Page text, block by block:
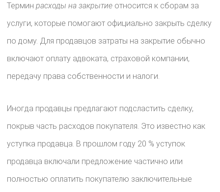
Термин расходы на закрытие относится к сборам за
услуги, которые помогают официально закрыть сделку
по дому. Для продавцов затраты на закрытие обычно
включают оплату адвоката, страховой компании,
передачу права собственности и налоги.
Иногда продавцы предлагают подсластить сделку,
покрыв часть расходов покупателя. Это известно как
уступка продавца. В прошлом году 20 % уступок
продавца включали предложение частично или
полностью оплатить покупателю заключительные